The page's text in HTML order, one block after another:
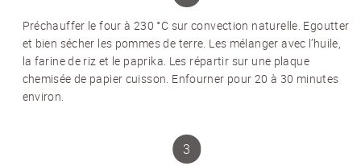
Préchauffer le four à 230 °C sur convection naturelle. Egoutter
et bien sécher les pommes de terre. Les mélanger avec l’huile,
la farine de riz et le paprika. Les répartir sur une plaque
chemisée de papier cuisson. Enfourner pour 20 à 30 minutes
environ.
NEWSLETTER